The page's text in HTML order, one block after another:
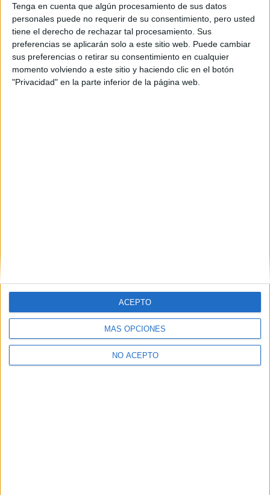
Tenga en cuenta que algún procesamiento de sus datos
personales puede no requerir de su consentimiento, pero usted
tiene el derecho de rechazar tal procesamiento. Sus
preferencias se aplicarán solo a este sitio web. Puede cambiar
sus preferencias o retirar su consentimiento en cualquier
momento volviendo a este sitio y haciendo clic en el botón
"Privacidad" en la parte inferior de la página web.
MÁS OPCIONES
NO ACEPTO
ACEPTO
Contactar
Avenida de la Constitución
UCAM Madrid
28850 Madrid
Madrid
Leaflet|©OpenStreetMap